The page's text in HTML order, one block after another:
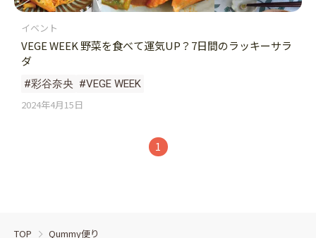
イベント
VEGE WEEK 野菜を食べて運気UP？7日間のラッキーサラ
ダ
#彩谷奈央 #VEGE WEEK
2024年4月15日
1
TOP Qummy便り